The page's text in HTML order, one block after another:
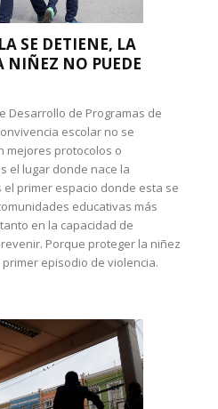
SE DETIENE, LA
NIÑEZ NO PUEDE
Desarrollo de Programas de
escolar no se
mejores protocolos o
el lugar donde nace la
primer espacio donde esta se
educativas más
en la capacidad de
Porque proteger la niñez
episodio de violencia.